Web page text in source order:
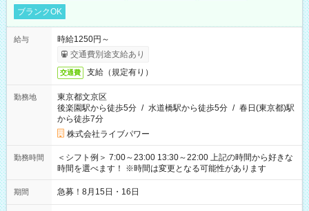
ブランクOK
給与
時給1250円～
交通費別途支給あり
交通費 支給（規定有り）
勤務地
東京都文京区
後楽園駅から徒歩5分 / 水道橋駅から徒歩5分 / 春日(東京都)駅
から徒歩7分
株式会社ライブパワー
勤務時間
＜シフト例＞ 7:00～23:00 13:30～22:00 上記の時間から好きな
時間を選べます！ ※時間は変更となる可能性があります
期間 急募！8月15日・16日